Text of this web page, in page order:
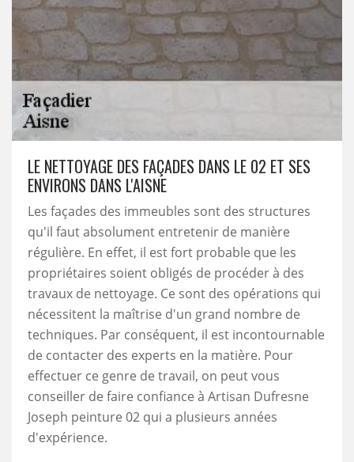
LE NETTOYAGE DES FAÇADES DANS LE 02 ET SES
ENVIRONS DANS L'AISNE
Les façades des immeubles sont des structures
qu'il faut absolument entretenir de manière
régulière. En effet, il est fort probable que les
propriétaires soient obligés de procéder à des
travaux de nettoyage. Ce sont des opérations qui
nécessitent la maîtrise d'un grand nombre de
techniques. Par conséquent, il est incontournable
de contacter des experts en la matière. Pour
effectuer ce genre de travail, on peut vous
conseiller de faire confiance à Artisan Dufresne
Joseph peinture 02 qui a plusieurs années
d'expérience.